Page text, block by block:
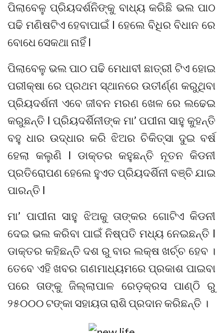
ପିଲାବେଳୁ ପ୍ରିୟଦର୍ଶନିଙ୍କୁ ବାଧ୍ୟ କରିଛି ଭଲ ପାଠ
ପଢି ମଣିଷଟିଏ ହେବାପାଇଁ l ହେଲେ ବିଧିର ବିଧାନ ରେ
ବୋଧେ ସେକଥା ନାହିଁ l
ପିଲାବେଳୁ ଭଲ ପାଠ ପଢି ମେଧାବୀ ଛାତ୍ରୀ ଟିଏ ହୋଇ
ପରୀକ୍ଷା ରେ ପ୍ରଥମ ସ୍ଥାନରେ ଉତୀର୍ଣ୍ଣ କରୁଥିବା
ପ୍ରିୟଦର୍ଶନୀ ଏବେ ଜୀବନ ମରଣ ଖେଳ ରେ ଲଢେଇ
କରୁଛନ୍ତି l ପ୍ରିୟଦର୍ଶିନୀଙ୍କ ମା’ ପପୀନା ସାହୁ କୁହନ୍ତି
ବହୁ ଧାର ଉଦ୍ଧାର କରି ଝିଅର ଚିକିତ୍ସା ଦୁଇ ବର୍ଷ
ହେଲା କଲୁଣି l ଡାକ୍ତର କହୁଛନ୍ତି ନୂତନ କିଡନୀ
ପ୍ରତିରୋପଣ ହେଲେ ହୁଏତ ପ୍ରିୟଦର୍ଶିନୀ ବଞ୍ଚି ଯାଇ
ପାରନ୍ତି l
ମା’ ପାପୀନା ସାହୁ ଝିଅକୁ ତାଙ୍କର ଗୋଟିଏ କିଡନୀ
ଦେଇ ଭଲ କରିବା ପାଇଁ ନିଷ୍ପତି ମଧ୍ୟ ନେଇଛନ୍ତି l
ଡାକ୍ତର କହିଛନ୍ତି ଦଶ ରୁ ବାର ଲକ୍ଷ ଖର୍ଚ୍ଚ ହେବ ।
ତେବେ ଏହି ଖବର ଗଣମାଧ୍ୟମରେ ପ୍ରକାଶ ପାଇବା
ପରେ ତାଙ୍କୁ ଜିଲ୍ଲାପାଳ ରେଡ଼କ୍ରସ ପାଣ୍ଠି ରୁ
୨୫୦୦୦ ଟଙ୍କା ସହାୟତା ରାଶି ପ୍ରଦାନ କରିଛନ୍ତି ।